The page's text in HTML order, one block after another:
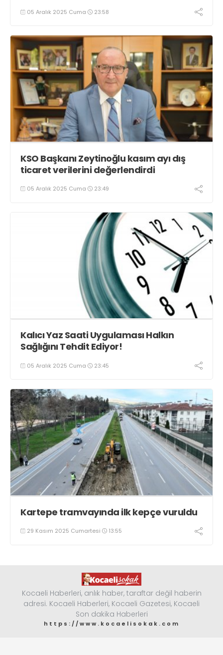
05 Aralık 2025 Cuma 23:58
KSO Başkanı Zeytinoğlu kasım ayı dış
ticaret verilerini değerlendirdi
05 Aralık 2025 Cuma 23:49
Kalıcı Yaz Saati Uygulaması Halkın
Sağlığını Tehdit Ediyor!
05 Aralık 2025 Cuma 23:45
Kartepe tramvayında ilk kepçe vuruldu
29 Kasım 2025 Cumartesi 13:55
Kocaeli Haberleri, anlık haber, taraftar değil haberin
adresi. Kocaeli Haberleri, Kocaeli Gazetesi, Kocaeli
Son dakika Haberleri
https://www.kocaelisokak.com